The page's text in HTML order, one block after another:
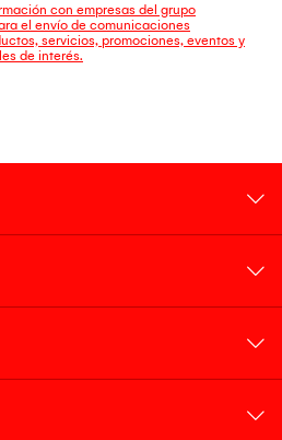
con empresas del grupo
el envío de comunicaciones
servicios, promociones, eventos y
de interés.